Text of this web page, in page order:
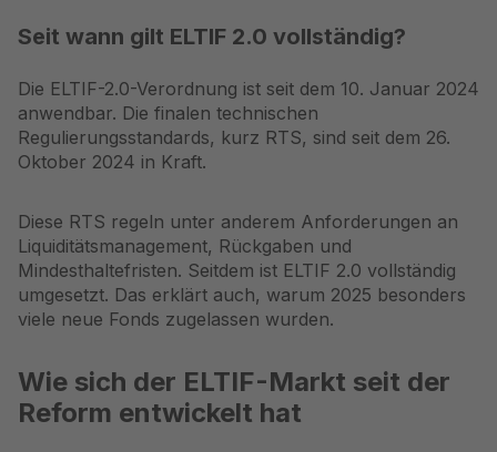
Seit wann gilt ELTIF 2.0 vollständig?
Die ELTIF-2.0-Verordnung ist seit dem 10. Januar 2024
anwendbar. Die finalen technischen
Regulierungsstandards, kurz RTS, sind seit dem 26.
Oktober 2024 in Kraft.
Diese RTS regeln unter anderem Anforderungen an
Liquiditätsmanagement, Rückgaben und
Mindesthaltefristen. Seitdem ist ELTIF 2.0 vollständig
umgesetzt. Das erklärt auch, warum 2025 besonders
viele neue Fonds zugelassen wurden.
Wie sich der ELTIF-Markt seit der
Reform entwickelt hat